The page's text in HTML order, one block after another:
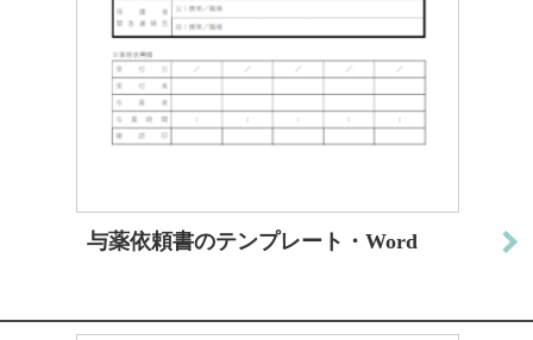
与薬依頼書のテンプレート・Word